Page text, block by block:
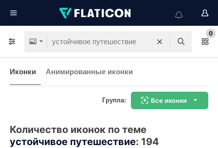
0
Иконки Анимированные иконки
Группа: Все иконки
Количество иконок по теме
устойчивое путешествие: 194